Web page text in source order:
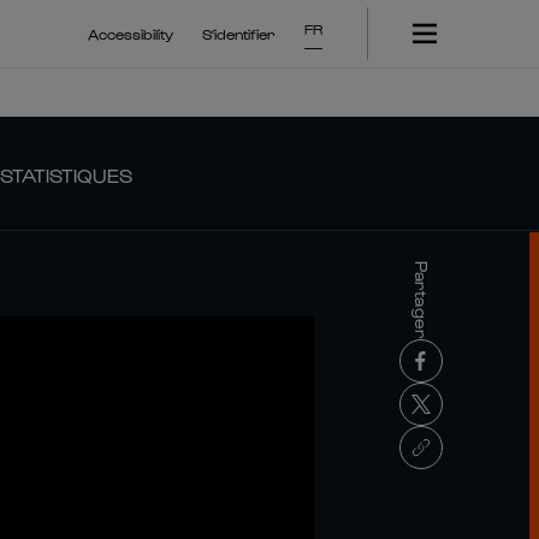
Accessibility S'identifier FR
STATISTIQUES
Partager